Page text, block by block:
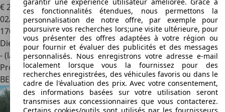
€ 23 990
02/2018
170 235 km
Diesel
- (l/100 km)
Professionnel
BE 7000Mons
ces fonctionnalités étendues, nous permettons la
personnalisation de notre offre, par exemple pour
poursuivre vos recherches lors;une visite ultérieure, pour
vous présenter des offres adaptées à votre région ou
pour fournir et évaluer des publicités et des messages
personnalisés. Nous enregistrons votre adresse e-mail
localement lorsque vous la fournissez pour des
recherches enregistrées, des véhicules favoris ou dans le
cadre de l'évaluation des prix. Avec votre consentement,
des informations basées sur votre utilisation seront
transmises aux concessionnaires que vous contacterez.
Certains cookies/outils sont utilisés par les fournisseurs